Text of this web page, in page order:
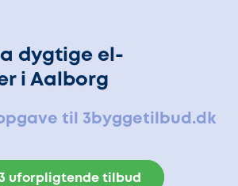
dygtige el-
i Aalborg
til 3byggetilbud.dk
3 uforpligtende tilbud